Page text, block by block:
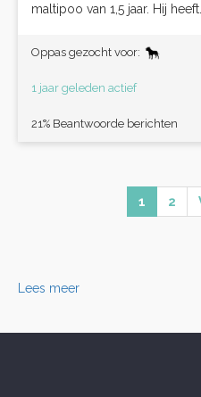
maltipoo van 1,5 jaar. Hij heeft...
Oppas gezocht voor:
1 jaar geleden actief
21% Beantwoorde berichten
1 2
Lees meer